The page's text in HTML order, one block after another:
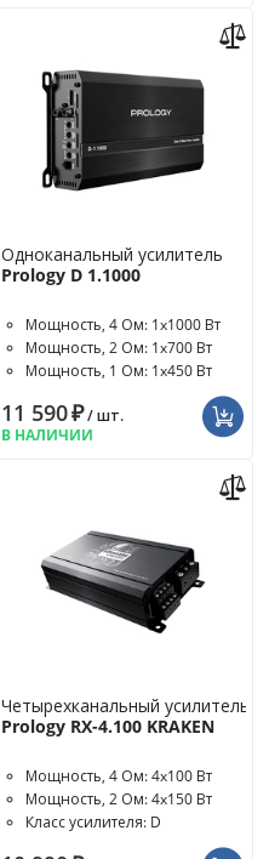
Одноканальный усилитель
Prology D 1.1000
Мощность, 4 Ом: 1x1000 Вт
Мощность, 2 Ом: 1x700 Вт
Мощность, 1 Ом: 1x450 Вт
11 590₽/ шт.
В НАЛИЧИИ
Четырехканальный усилитель
Prology RX-4.100 KRAKEN
Мощность, 4 Ом: 4x100 Вт
Мощность, 2 Ом: 4x150 Вт
Класс усилителя: D